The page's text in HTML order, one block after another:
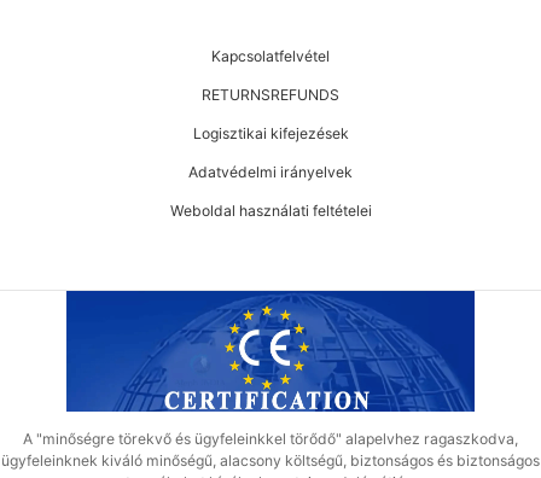
Kapcsolatfelvétel
RETURNSREFUNDS
Logisztikai kifejezések
Adatvédelmi irányelvek
Weboldal használati feltételei
A "minőségre törekvő és ügyfeleinkkel törődő" alapelvhez ragaszkodva,
ügyfeleinknek kiváló minőségű, alacsony költségű, biztonságos és biztonságos